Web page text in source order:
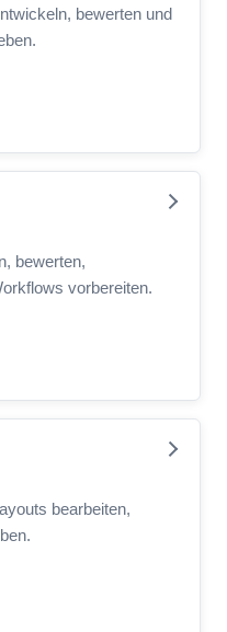
bewerten und
bewerten,
vorbereiten.
bearbeiten,